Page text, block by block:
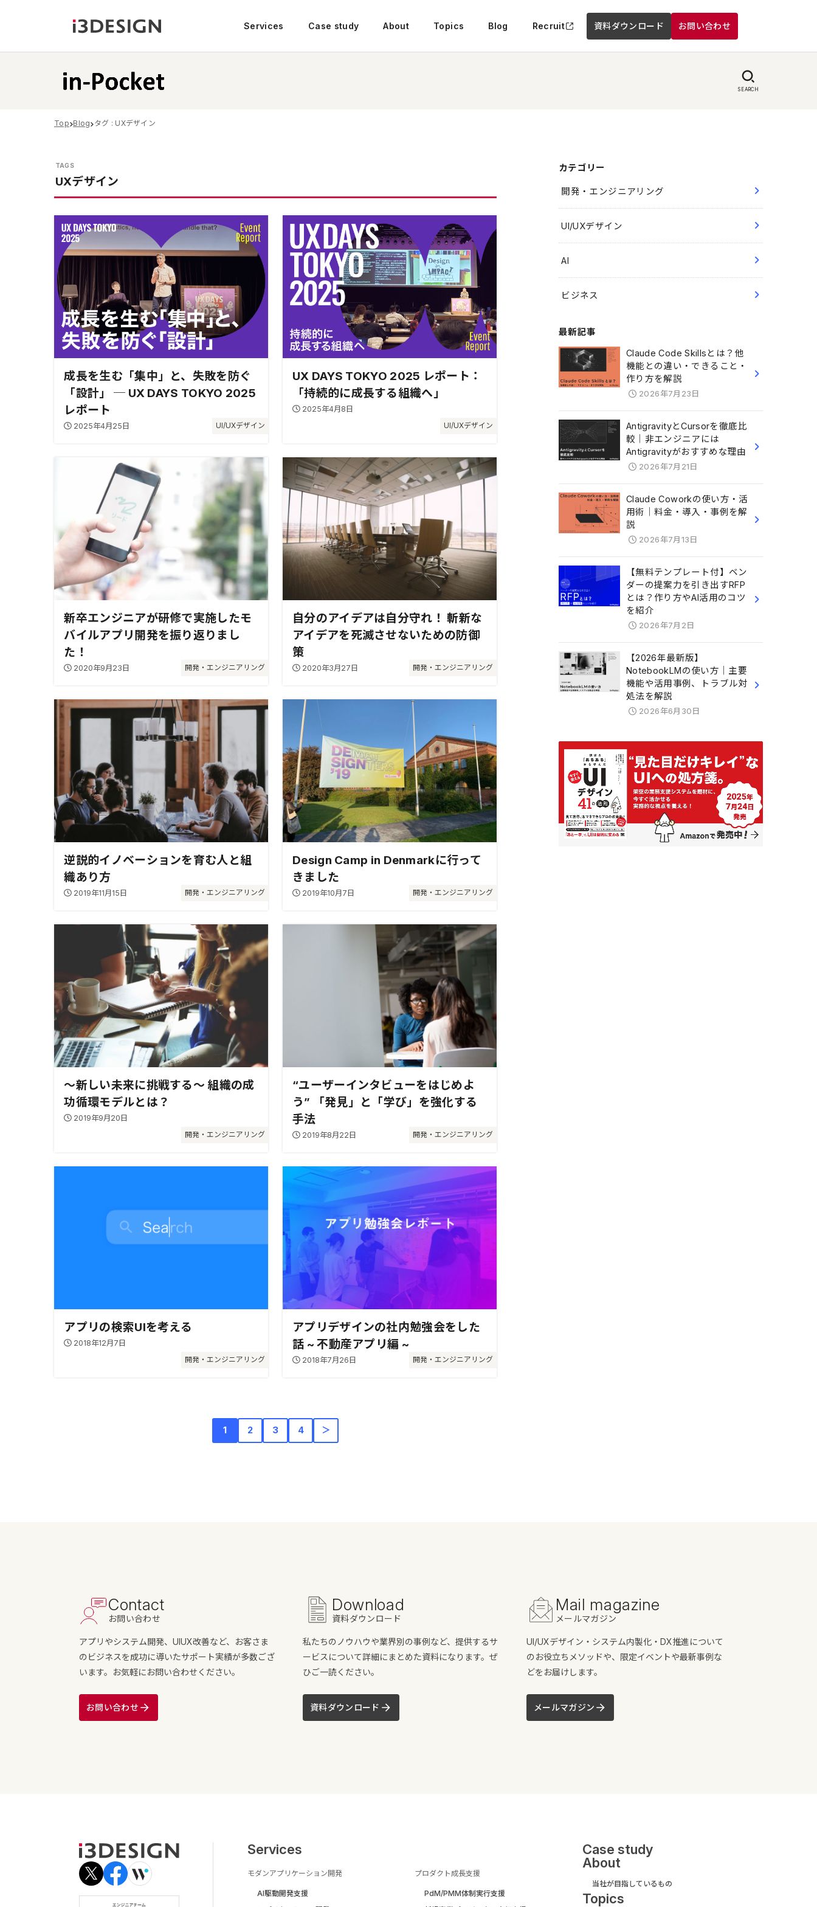
Services Case study About Topics Blog Recruit 資料ダウンロード お問い合わせ
SEARCH
Top Blog タグ : UXデザイン
UXデザイン
UI/UXデザイン
成長を生む「集中」と、失敗を防ぐ
「設計」 ─ UX DAYS TOKYO 2025
レポート
2025年4月25日 UI/UXデザイン
UX DAYS TOKYO 2025 レポート：
「持続的に成長する組織へ」
2025年4月8日
開発・エンジニアリング
新卒エンジニアが研修で実施したモ
バイルアプリ開発を振り返りまし
た！
2020年9月23日 開発・エンジニアリング
自分のアイデアは自分守れ！ 斬新な
アイデアを死滅させないための防御
策
2020年3月27日
開発・エンジニアリング
逆説的イノベーションを育む人と組
織あり方
2019年11月15日 開発・エンジニアリング
Design Camp in Denmarkに行って
きました
2019年10月7日
開発・エンジニアリング
〜新しい未来に挑戦する〜 組織の成
功循環モデルとは？
2019年9月20日
開発・エンジニアリング
“ユーザーインタビューをはじめよ
う” 「発見」と「学び」を強化する
手法
2019年8月22日
開発・エンジニアリング
アプリの検索UIを考える
2018年12月7日
開発・エンジニアリング
アプリデザインの社内勉強会をした
話 ~ 不動産アプリ編 ~
2018年7月26日
1 2 3 4 ＞
カテゴリー
開発・エンジニアリング
UI/UXデザイン
AI
ビジネス
最新記事
Claude Code Skillsとは？他
機能との違い・できること・
作り方を解説
2026年7月23日
AntigravityとCursorを徹底比
較｜非エンジニアには
Antigravityがおすすめな理由
2026年7月21日
Claude Coworkの使い方・活
用術｜料金・導入・事例を解
説
2026年7月13日
【無料テンプレート付】ベン
ダーの提案力を引き出すRFP
とは？作り方やAI活用のコツ
を紹介
2026年7月2日
【2026年最新版】
NotebookLMの使い方｜主要
機能や活用事例、トラブル対
処法を解説
2026年6月30日
Contact
お問い合わせ
アプリやシステム開発、UIUX改善など、お客さま
のビジネスを成功に導いたサポート実績が多数ござ
います。お気軽にお問い合わせください。
お問い合わせ
Download
資料ダウンロード
私たちのノウハウや業界別の事例など、提供するサ
ービスについて詳細にまとめた資料になります。ぜ
ひご一読ください。
資料ダウンロード
Mail magazine
メールマガジン
UI/UXデザイン・システム内製化・DX推進について
のお役立ちメソッドや、限定イベントや最新事例な
どをお届けします。
メールマガジン
Services
モダンアプリケーション開発
AI駆動開発支援
プロダクト成長支援
PdM/PMM体制実行支援
Case study
About
当社が目指しているもの
Topics